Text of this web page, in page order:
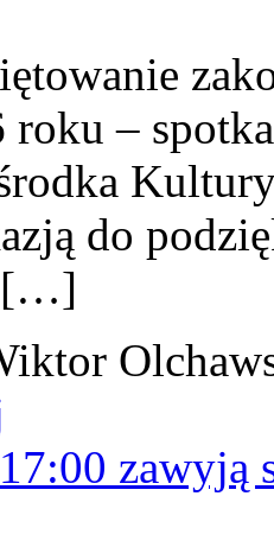
roku –
do
[…]
zawyją